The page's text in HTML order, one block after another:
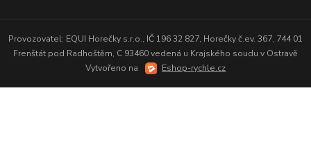
Provozovatel: EQUI Horečky s.r.o., IČ 196 32 827, Horečky č.ev. 367, 744 01
Frenštát pod Radhoštěm, C 93460 vedená u Krajského soudu v Ostravě
Vytvořeno na
Eshop-rychle.cz